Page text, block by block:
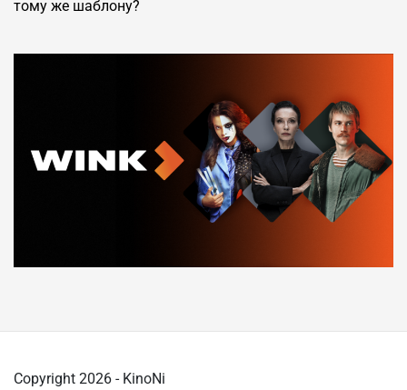
тому же шаблону?
Copyright 2026 - KinoNi